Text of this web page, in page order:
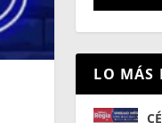
LO MÁS